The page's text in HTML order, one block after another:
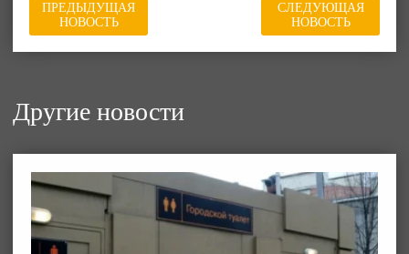
ПРЕДЫДУЩАЯ
НОВОСТЬ
СЛЕДУЮЩАЯ
НОВОСТЬ
Другие новости